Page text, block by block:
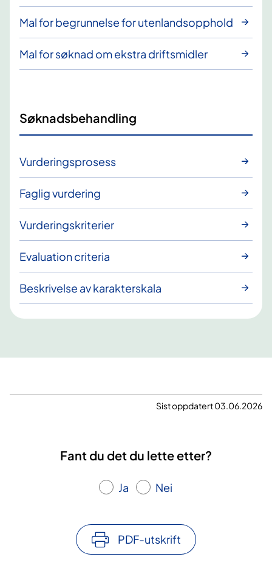
Mal for begrunnelse for utenlandsopphold
Mal for søknad om ekstra driftsmidler
Søknadsbehandling
Vurderingsprosess
Faglig vurdering
Vurderingskriterier
Evaluation criteria
Beskrivelse av karakterskala
Sist oppdatert 03.06.2026
Fant du det du lette etter?
Ja Nei
PDF-utskrift